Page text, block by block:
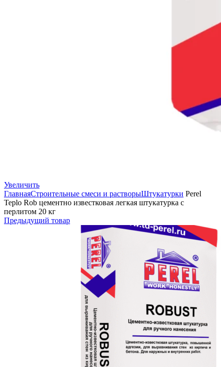
Увеличить
ГлавнаяСтроительные смеси и растворыШтукатурки Perel
Teplo Rob цементно известковая легкая штукатурка с
перлитом 20 кг
Предыдущий товар